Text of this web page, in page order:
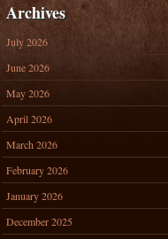
Archives
July 2026
June 2026
May 2026
April 2026
March 2026
February 2026
January 2026
December 2025